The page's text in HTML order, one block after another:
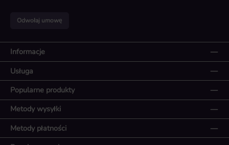
Odwołaj umowę
Informacje
Usługa
Popularne produkty
Metody płatności
Metody wysyłki